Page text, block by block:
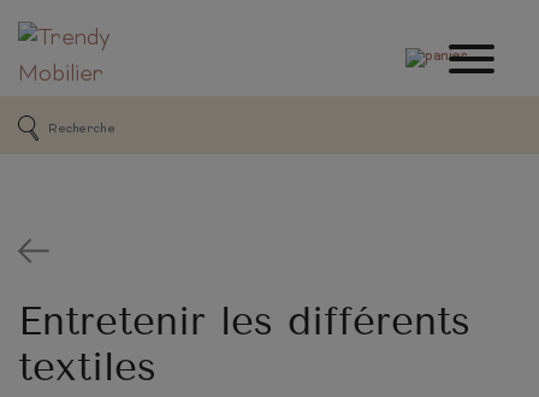
Entretenir les différents
textiles